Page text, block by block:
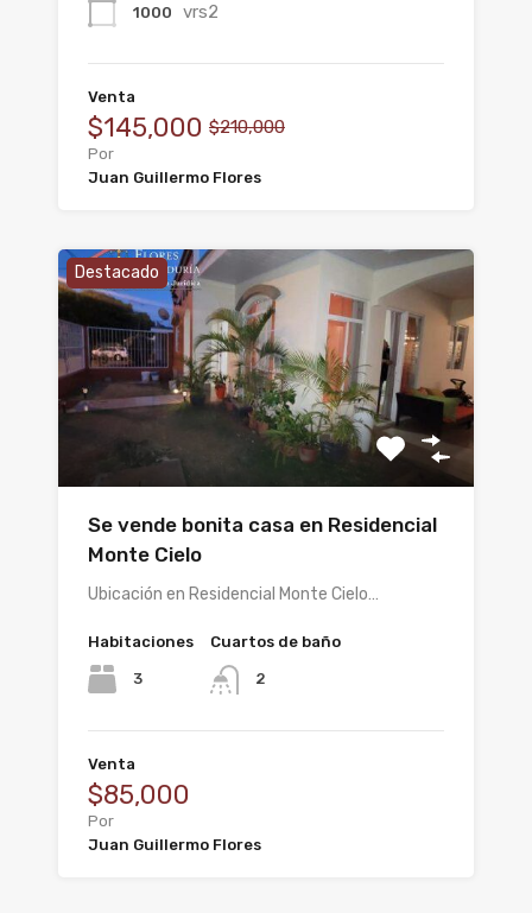
1000 vrs2
Venta
$145,000 $210,000
Por
Juan Guillermo Flores
Destacado
Se vende bonita casa en Residencial
Monte Cielo
Ubicación en Residencial Monte Cielo…
Habitaciones
3
Cuartos de baño
2
Venta
$85,000
Por
Juan Guillermo Flores